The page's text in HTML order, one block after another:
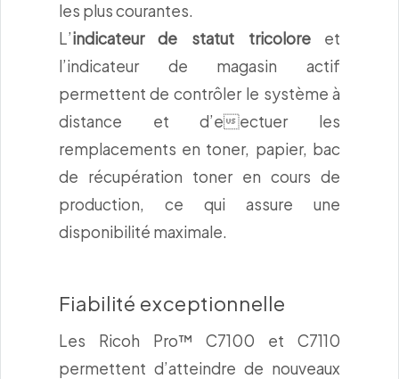
les plus courantes.
L’indicateur de statut tricoloreet
l’indicateur de magasin actif
permettent de contrôler le système à
distance et d’eectuer les
remplacements en toner, papier, bac
de récupération toner en cours de
production, ce qui assure une
disponibilité maximale.
Fiabilité exceptionnelle
Les Ricoh Pro™ C7100 et C7110
permettent d’atteindre de nouveaux